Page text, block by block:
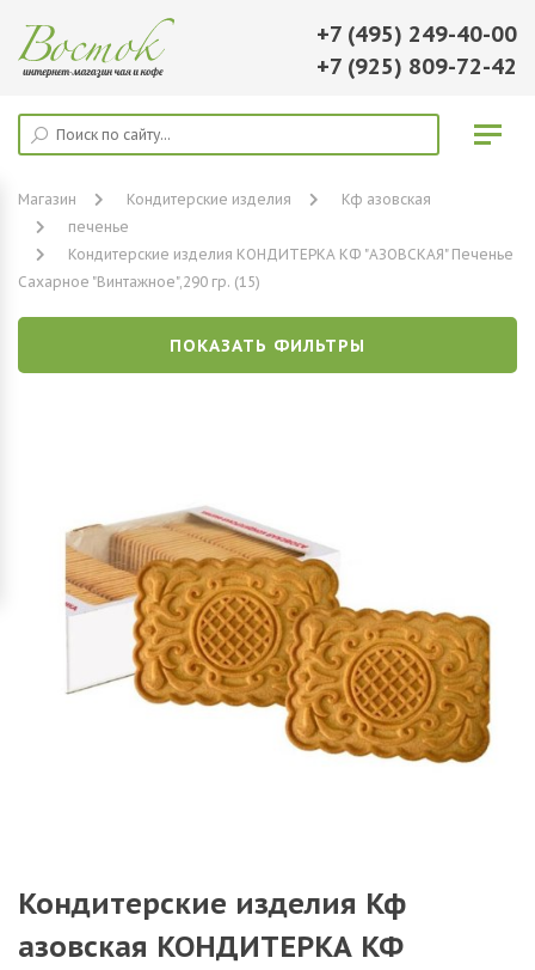
+7 (495) 249-40-00
+7 (925) 809-72-42
Магазин Кондитерские изделия
Кф азовская
печенье
Кондитерские изделия КОНДИТЕРКА КФ "АЗОВСКАЯ" Печенье
Сахарное "Винтажное",290 гр. (15)
ПОКАЗАТЬ ФИЛЬТРЫ
Кондитерские изделия Кф
азовская КОНДИТЕРКА КФ